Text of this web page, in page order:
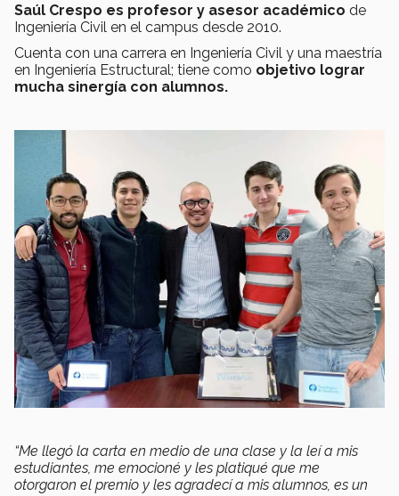
Saúl Crespo es profesor y asesor académico de
Ingeniería Civil en el campus desde 2010.
Cuenta con una carrera en Ingeniería Civil y una maestría
en Ingeniería Estructural; tiene como objetivo lograr
mucha sinergía con alumnos.
“Me llegó la carta en medio de una clase y la leí a mis
estudiantes, me emocioné y les platiqué que me
otorgaron el premio y les agradecí a mis alumnos, es un